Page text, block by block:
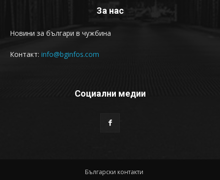
За нас
Новини за българи в чужбина
Контакт: info@bginfos.com
Социални медии
Български контакти